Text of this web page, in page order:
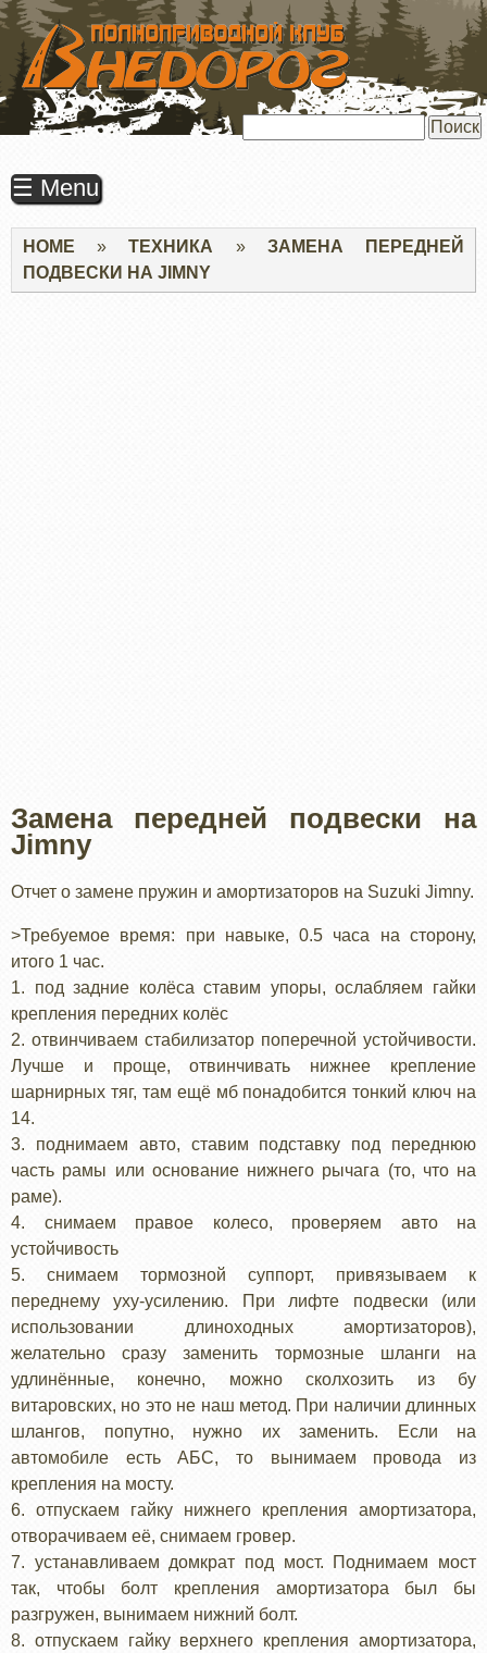
ПЕРЕЙТИ
ОСНОВНОМУ
СОДЕРЖАНИЮ
☰ Menu
Строка
навигации
HOME ТЕХНИКА
ЗАМЕНА ПЕРЕДНЕЙ
ПОДВЕСКИ НА JIMNY
Замена передней подвески на
Jimny
Отчет о замене пружин и амортизаторов на Suzuki Jimny.
>Требуемое время: при навыке, 0.5 часа на сторону,
итого 1 час.
1. под задние колёса ставим упоры, ослабляем гайки
крепления передних колёс
2. отвинчиваем стабилизатор поперечной устойчивости.
Лучше и проще, отвинчивать нижнее крепление
шарнирных тяг, там ещё мб понадобится тонкий ключ на
14.
3. поднимаем авто, ставим подставку под переднюю
часть рамы или основание нижнего рычага (то, что на
раме).
4. снимаем правое колесо, проверяем авто на
устойчивость
5. снимаем тормозной суппорт, привязываем к
переднему уху-усилению. При лифте подвески (или
использовании длиноходных амортизаторов),
желательно сразу заменить тормозные шланги на
удлинённые, конечно, можно сколхозить из бу
витаровских, но это не наш метод. При наличии длинных
шлангов, попутно, нужно их заменить. Если на
автомобиле есть АБС, то вынимаем провода из
крепления на мосту.
6. отпускаем гайку нижнего крепления амортизатора,
отворачиваем её, снимаем гровер.
7. устанавливаем домкрат под мост. Поднимаем мост
так, чтобы болт крепления амортизатора был бы
разгружен, вынимаем нижний болт.
8. отпускаем гайку верхнего крепления амортизатора,